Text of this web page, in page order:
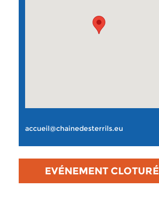
accueil@chainedesterrils.eu
EVÉNEMENT CLOTURÉ